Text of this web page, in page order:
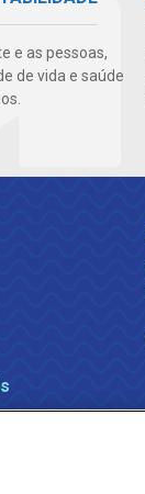
e as pessoas,
de vida e saúde